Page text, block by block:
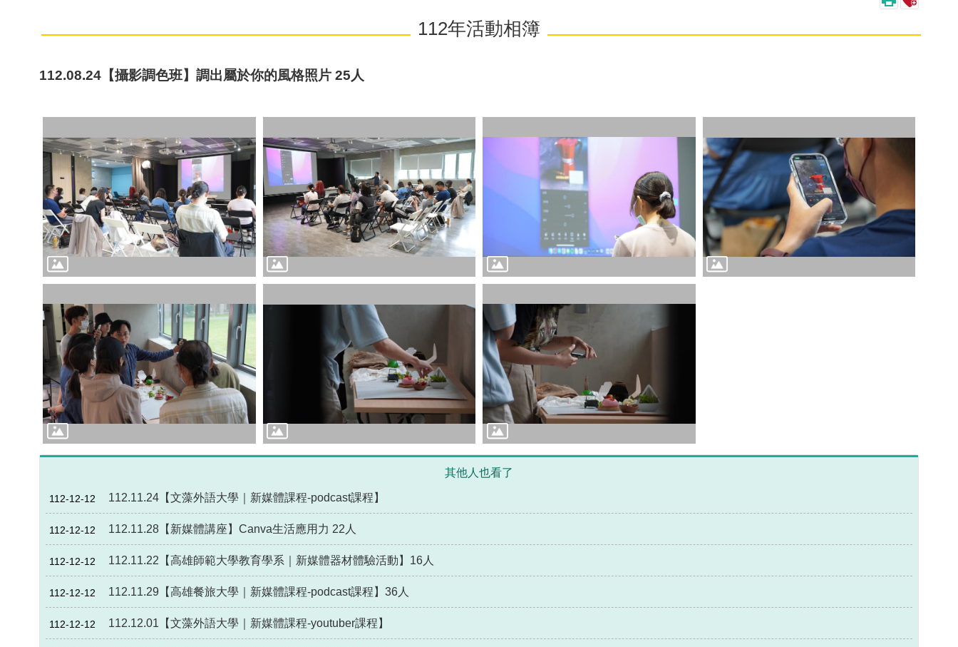
112年活動相簿
112.08.24【攝影調色班】調出屬於你的風格照片 25人
其他人也看了
112-12-12 112.11.24【文藻外語大學｜新媒體課程-podcast課程】
112-12-12 112.11.28【新媒體講座】Canva生活應用力 22人
112-12-12 112.11.22【高雄師範大學教育學系｜新媒體器材體驗活動】16人
112-12-12 112.11.29【高雄餐旅大學｜新媒體課程-podcast課程】36人
112-12-12 112.12.01【文藻外語大學｜新媒體課程-youtuber課程】